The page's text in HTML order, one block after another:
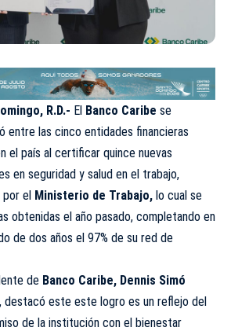
R.D.- El Banco Caribe se
entre las cinco entidades financieras
el país al certificar quince nuevas
en seguridad y salud en el trabajo,
por el Ministerio de Trabajo, lo cual se
obtenidas el año pasado, completando en
de dos años el 97% de su red de
de Banco Caribe, Dennis Simó
, destacó este este logro es un reflejo del
de la institución con el bienestar